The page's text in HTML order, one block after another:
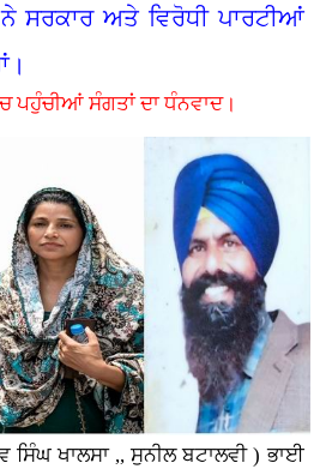
ਸਰਕਾਰ ਅਤੇ ਵਿਰੋਧੀ ਪਾਰਟੀਆਂ
ਪਹੁੰਚੀਆਂ ਸੰਗਤਾਂ ਦਾ ਧੰਨਵਾਦ।
ਸਿੰਘ ਖਾਲਸਾ ,, ਸੁਨੀਲ ਬਟਾਲਵੀ ) ਭਾਈ